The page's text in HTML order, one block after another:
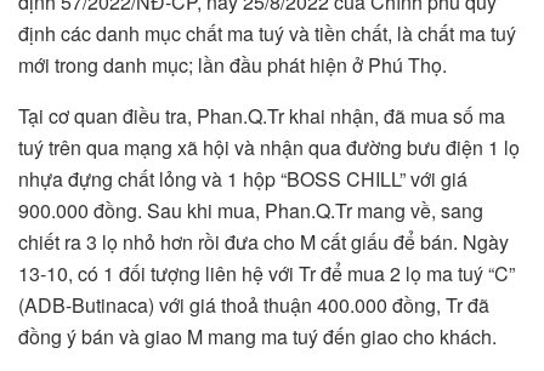
định các danh mục chất ma tuý và tiền chất, là chất ma tuý
mới trong danh mục; lần đầu phát hiện ở Phú Thọ.
Tại cơ quan điều tra, Phan.Q.Tr khai nhận, đã mua số ma
tuý trên qua mạng xã hội và nhận qua đường bưu điện 1 lọ
nhựa đựng chất lỏng và 1 hộp “BOSS CHILL” với giá
900.000 đồng. Sau khi mua, Phan.Q.Tr mang về, sang
chiết ra 3 lọ nhỏ hơn rồi đưa cho M cất giấu để bán. Ngày
13-10, có 1 đối tượng liên hệ với Tr để mua 2 lọ ma tuý “C”
(ADB-Butinaca) với giá thoả thuận 400.000 đồng, Tr đã
đồng ý bán và giao M mang ma tuý đến giao cho khách.